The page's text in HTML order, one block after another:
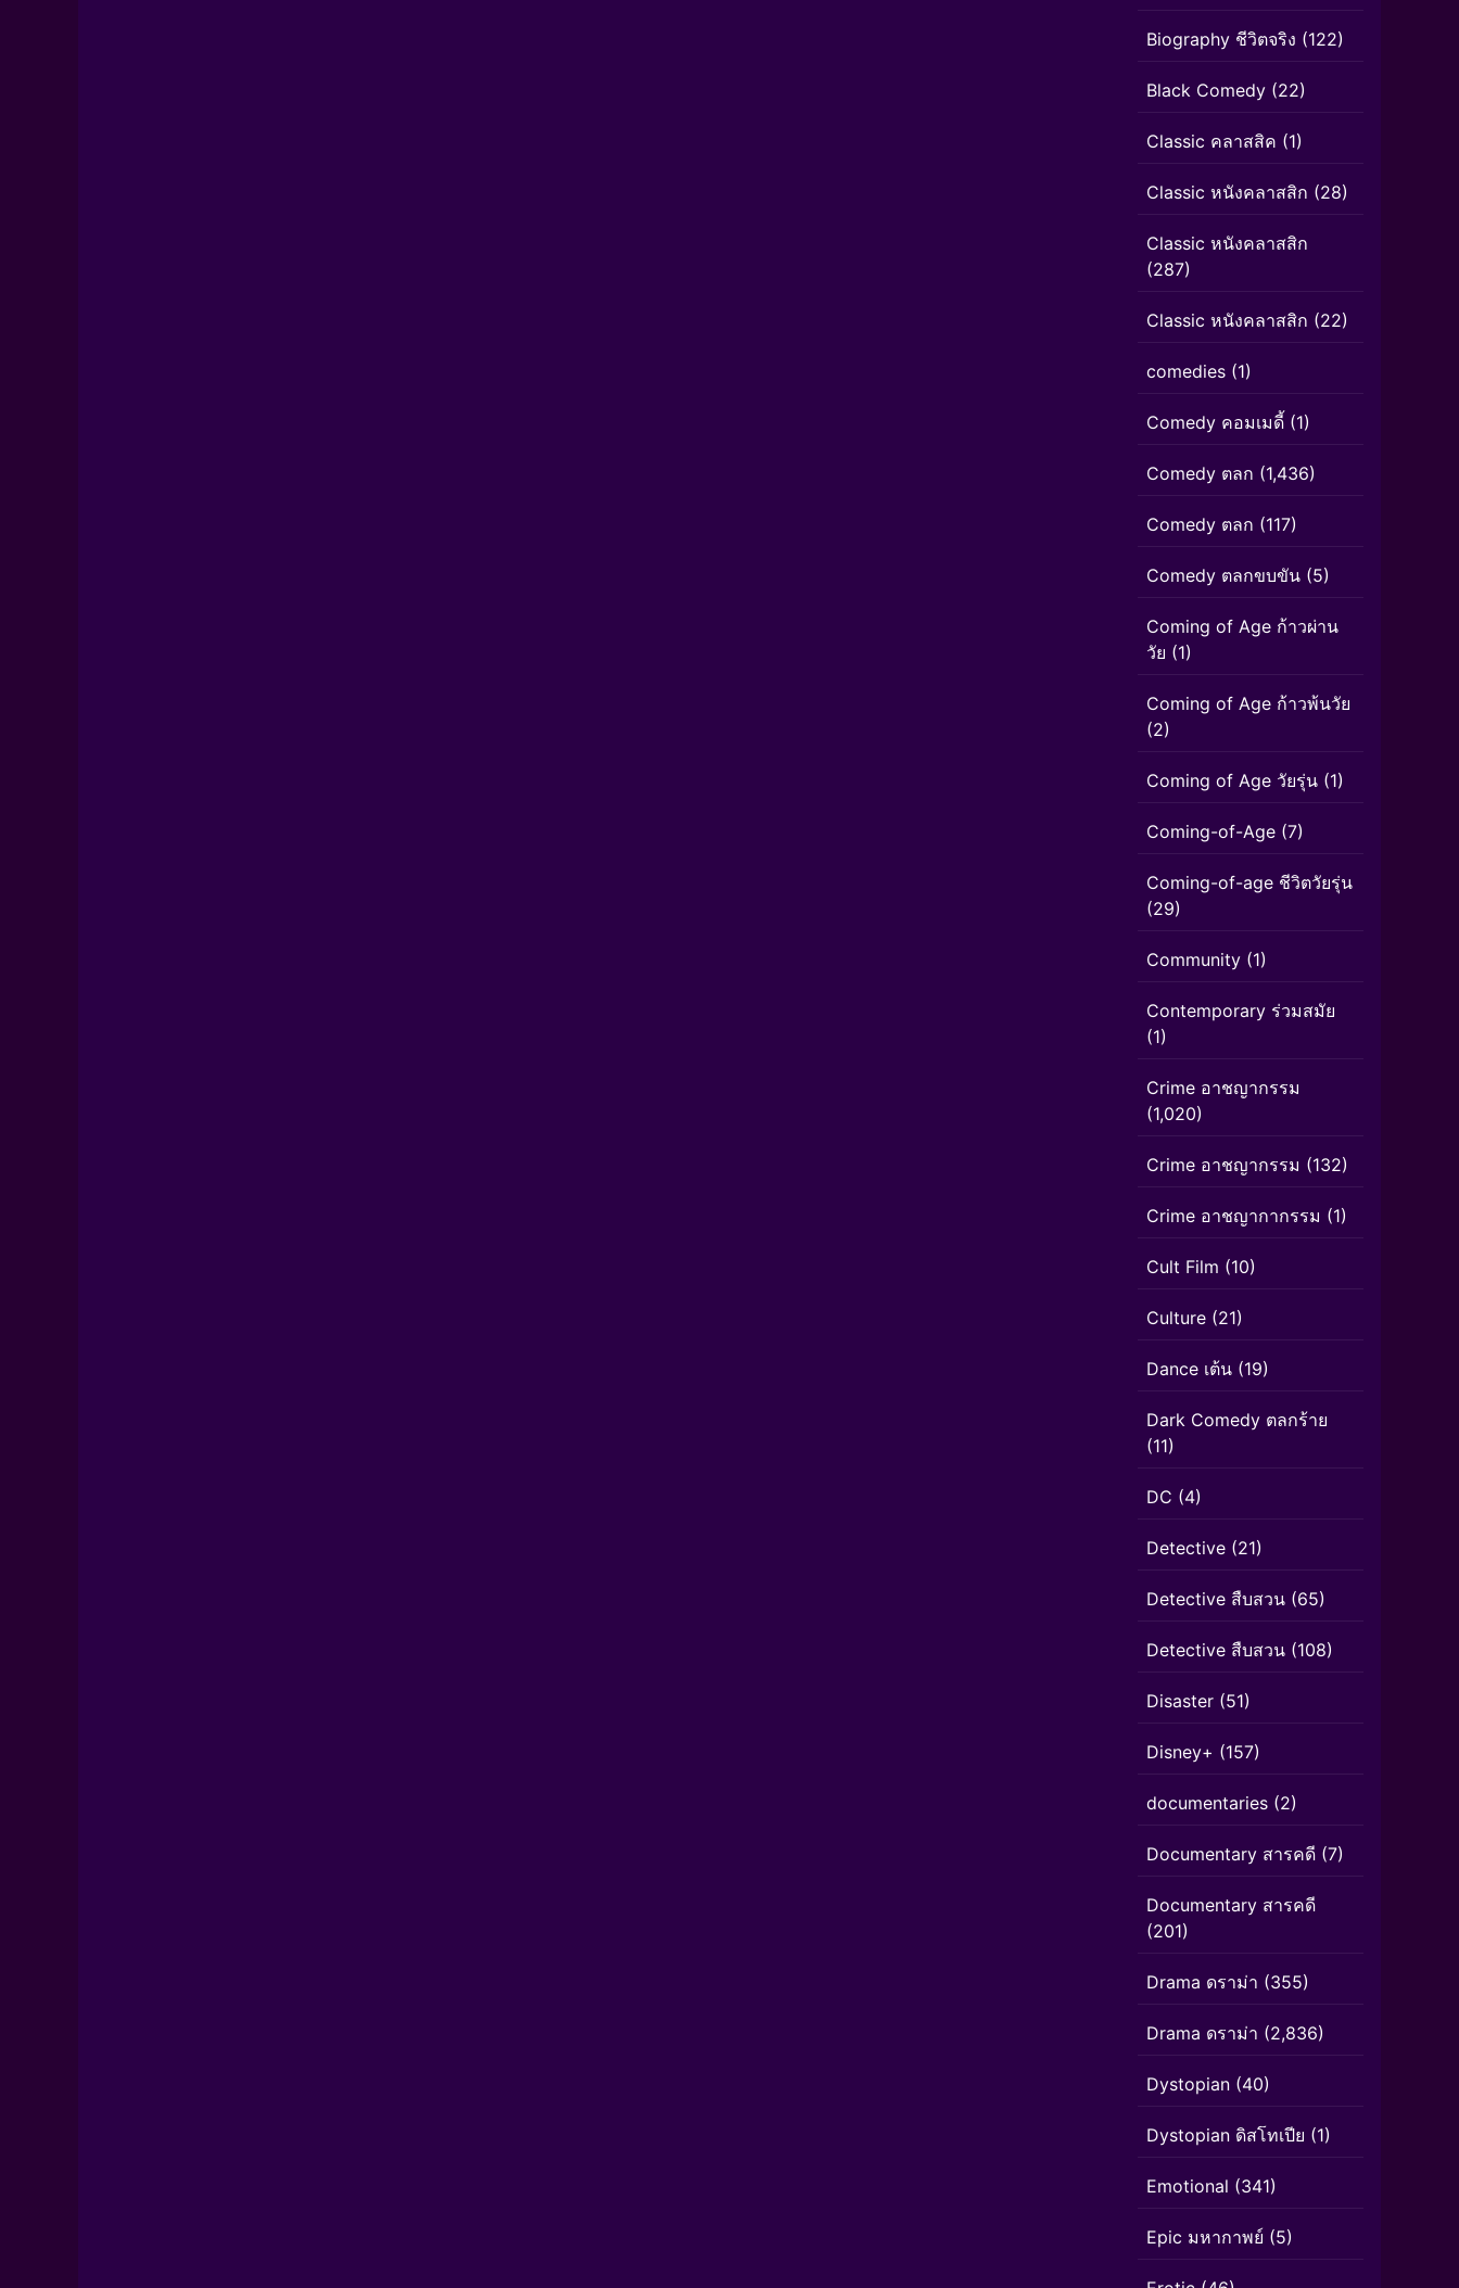
Biography ชีวิตจริง (122)
Black Comedy (22)
Classic คลาสสิค (1)
Classic หนังคลาสสิก (28)
Classic หนังคลาสสิก
(287)
Classic หนังคลาสสิก (22)
comedies (1)
Comedy คอมเมดี้ (1)
Comedy ตลก (1,436)
Comedy ตลก (117)
Comedy ตลกขบขัน (5)
Coming of Age ก้าวผ่าน
วัย (1)
Coming of Age ก้าวพ้นวัย
(2)
Coming of Age วัยรุ่น (1)
Coming-of-Age (7)
Coming-of-age ชีวิตวัยรุ่น
(29)
Community (1)
Contemporary ร่วมสมัย
(1)
Crime อาชญากรรม
(1,020)
Crime อาชญากรรม (132)
Crime อาชญากากรรม (1)
Cult Film (10)
Culture (21)
Dance เต้น (19)
Dark Comedy ตลกร้าย
(11)
DC (4)
Detective (21)
Detective สืบสวน (65)
Detective สืบสวน (108)
Disaster (51)
Disney+ (157)
documentaries (2)
Documentary สารคดี (7)
Documentary สารคดี
(201)
Drama ดราม่า (355)
Drama ดราม่า (2,836)
Dystopian (40)
Dystopian ดิสโทเปีย (1)
Emotional (341)
Epic มหากาพย์ (5)